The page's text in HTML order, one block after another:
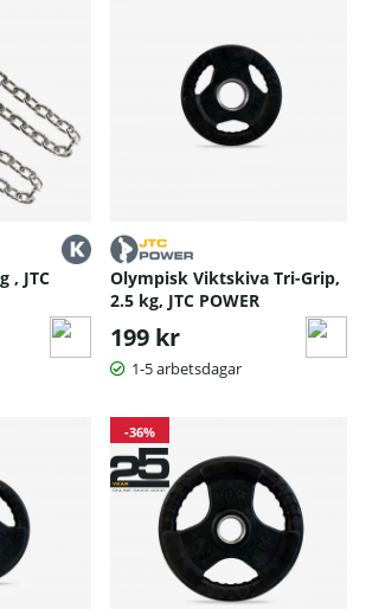
, JTC
Olympisk Viktskiva Tri-Grip,
2.5 kg, JTC POWER
199 kr
1-5 arbetsdagar
-36%